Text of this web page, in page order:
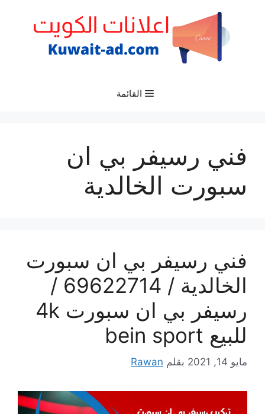
القائمة
فني رسيفر بي ان
سبورت الخالدية
فني رسيفر بي ان سبورت
الخالدية / 69622714 /
رسيفر بي ان سبورت 4k
للبيع bein sport
مايو 14, 2021 بقلم Rawan